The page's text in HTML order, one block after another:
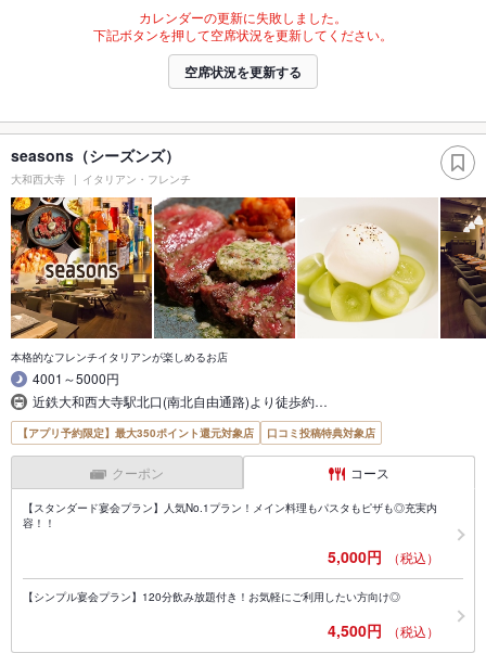
カレンダーの更新に失敗しました。
下記ボタンを押して空席状況を更新してください。
空席状況を更新する
seasons（シーズンズ）
大和西大寺 イタリアン・フレンチ
本格的なフレンチイタリアンが楽しめるお店
4001～5000円
近鉄大和西大寺駅北口(南北自由通路)より徒歩約…
【アプリ予約限定】最大350ポイント還元対象店 口コミ投稿特典対象店
クーポン コース
【スタンダード宴会プラン】人気No.1プラン！メイン料理もパスタもピザも◎充実内
容！！
5,000円 （税込）
【シンプル宴会プラン】120分飲み放題付き！お気軽にご利用したい方向け◎
4,500円 （税込）